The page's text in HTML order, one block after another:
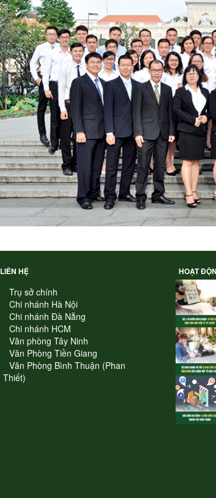
LIÊN HỆ
Trụ sở chính
Chi nhánh Hà Nội
Chi nhánh Đà Nẵng
Chi nhánh HCM
Văn phòng Tây Ninh
Văn Phòng Tiền Giang
Văn Phòng Bình Thuận (Phan
Thiết)
HOẠT